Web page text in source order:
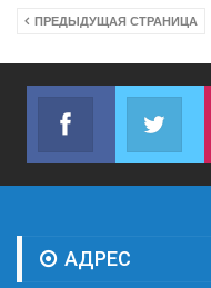
ПРЕДЫДУЩАЯ СТРАНИЦА
Facebook
Join us on
АДРЕС